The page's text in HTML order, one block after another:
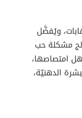
ويُفضَّل
مشكلة حب
امتصاصها،
الدهنيّة،